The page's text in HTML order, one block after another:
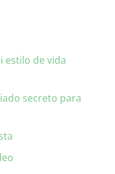
estilo de vida
secreto para